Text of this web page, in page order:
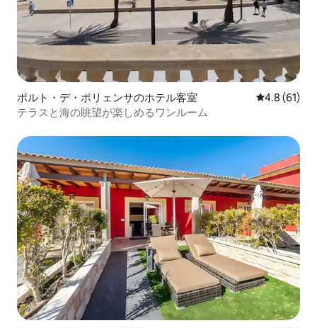
ポルト・デ・ポリェンサのホテル客室 レビュー61
4.8 (61)
テラスと海の眺望が楽しめるワンルーム